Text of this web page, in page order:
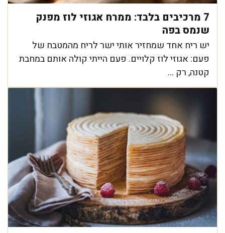
7 מרכיבים בלבד: ממרח אגוזי לוז מפנק
שנמס בפה
יש ריח אחד שמחזיר אותי ישר לריח מהמטבח של
פעם: אגוזי לוז קלויים. פעם הייתי קולה אותם במחבת
קטנה, רק ...